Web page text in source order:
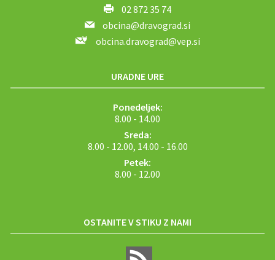
02 872 35 74
obcina@dravograd.si
obcina.dravograd@vep.si
URADNE URE
Ponedeljek:
8.00 - 14.00
Sreda:
8.00 - 12.00, 14.00 - 16.00
Petek:
8.00 - 12.00
OSTANITE V STIKU Z NAMI